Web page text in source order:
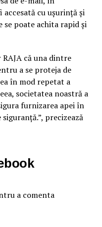
cu ușurință și
se poate achita rapid și
că una dintre
a se proteja de
în mod repetat a
societatea noastră a
furnizarea apei în
precizează
a comenta